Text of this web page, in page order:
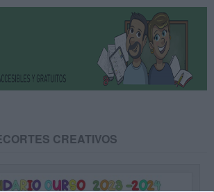
CREATIVOS